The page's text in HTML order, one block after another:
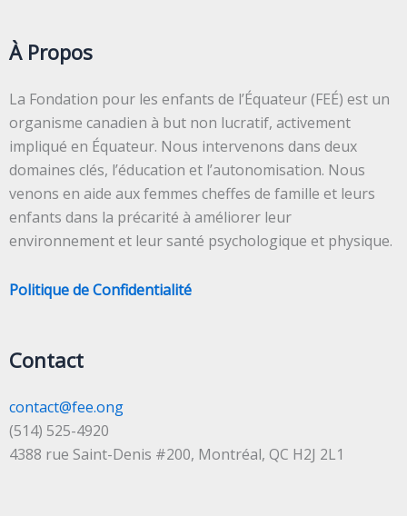
À Propos
La Fondation pour les enfants de l’Équateur (FEÉ) est un
organisme canadien à but non lucratif, activement
impliqué en Équateur. Nous intervenons dans deux
domaines clés, l’éducation et l’autonomisation. Nous
venons en aide aux femmes cheffes de famille et leurs
enfants dans la précarité à améliorer leur
environnement et leur santé psychologique et physique.
Politique de Confidentialité
Contact
contact@fee.ong
(514) 525-4920
4388 rue Saint-Denis #200, Montréal, QC H2J 2L1